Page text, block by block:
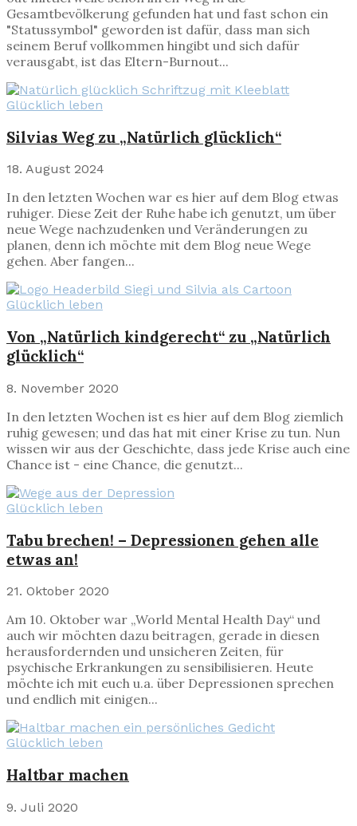
Gesamtbevölkerung gefunden hat und fast schon ein
"Statussymbol" geworden ist dafür, dass man sich
seinem Beruf vollkommen hingibt und sich dafür
verausgabt, ist das Eltern-Burnout...
Glücklich leben
Silvias Weg zu „Natürlich glücklich“
18. August 2024
In den letzten Wochen war es hier auf dem Blog etwas
ruhiger. Diese Zeit der Ruhe habe ich genutzt, um über
neue Wege nachzudenken und Veränderungen zu
planen, denn ich möchte mit dem Blog neue Wege
gehen. Aber fangen...
Glücklich leben
Von „Natürlich kindgerecht“ zu „Natürlich
glücklich“
8. November 2020
In den letzten Wochen ist es hier auf dem Blog ziemlich
ruhig gewesen; und das hat mit einer Krise zu tun. Nun
wissen wir aus der Geschichte, dass jede Krise auch eine
Chance ist - eine Chance, die genutzt...
Glücklich leben
Tabu brechen! – Depressionen gehen alle
etwas an!
21. Oktober 2020
Am 10. Oktober war „World Mental Health Day“ und
auch wir möchten dazu beitragen, gerade in diesen
herausfordernden und unsicheren Zeiten, für
psychische Erkrankungen zu sensibilisieren. Heute
möchte ich mit euch u.a. über Depressionen sprechen
und endlich mit einigen...
Glücklich leben
Haltbar machen
9. Juli 2020